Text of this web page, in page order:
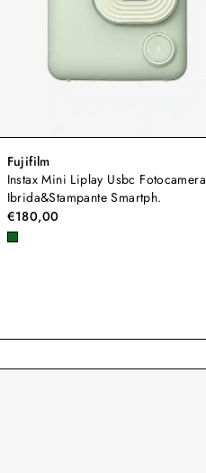
Fujifilm
Instax Mini Liplay Usbc Fotocamera
Ibrida&Stampante Smartph.
€180,00